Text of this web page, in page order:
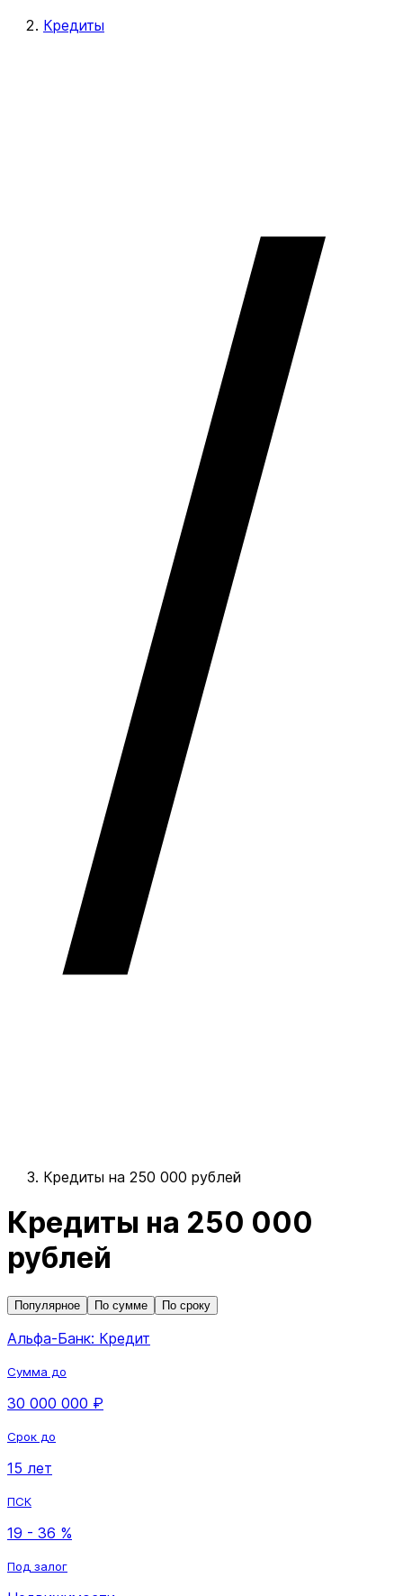
Кредиты
Кредиты на 250 000 рублей
Кредиты на 250 000
рублей
Популярное По сумме По сроку
Альфа-Банк: Кредит
Сумма до
30 000 000 ₽
Срок до
15 лет
ПСК
19 - 36 %
Под залог